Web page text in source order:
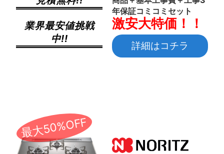
業界最安値挑戦
中!!
年保証コミコミセット
激安大特価！！
詳細はコチラ
最大50%OFF